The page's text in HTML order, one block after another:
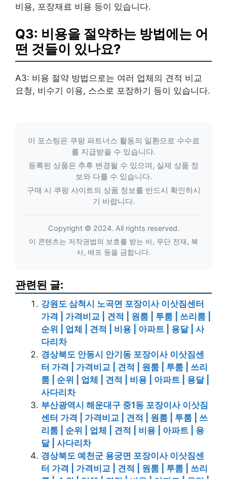
비용, 포장재료 비용 등이 있습니다.
Q3: 비용을 절약하는 방법에는 어
떤 것들이 있나요?
A3: 비용 절약 방법으로는 여러 업체의 견적 비교
요청, 비수기 이용, 스스로 포장하기 등이 있습니다.
이 포스팅은 쿠팡 파트너스 활동의 일환으로 수수료
를 지급받을 수 있습니다.
등록된 상품은 추후 변경될 수 있으며, 실제 상품 정
보와 다를 수 있습니다.
구매 시 쿠팡 사이트의 상품 정보를 반드시 확인하시
기 바랍니다.
Copyright © 2024. All rights reserved.
이 콘텐츠는 저작권법의 보호를 받는 바, 무단 전재, 복
사, 배포 등을 금합니다.
관련된 글:
강원도 삼척시 노곡면 포장이사 이삿짐센터
가격 | 가격비교 | 견적 | 원룸 | 투룸 | 쓰리룸 |
순위 | 업체 | 견적 | 비용 | 아파트 | 용달 | 사
다리차
경상북도 안동시 안기동 포장이사 이삿짐센
터 가격 | 가격비교 | 견적 | 원룸 | 투룸 | 쓰리
룸 | 순위 | 업체 | 견적 | 비용 | 아파트 | 용달 |
사다리차
부산광역시 해운대구 중1동 포장이사 이삿짐
센터 가격 | 가격비교 | 견적 | 원룸 | 투룸 | 쓰
리룸 | 순위 | 업체 | 견적 | 비용 | 아파트 | 용
달 | 사다리차
경상북도 예천군 용궁면 포장이사 이삿짐센
터 가격 | 가격비교 | 견적 | 원룸 | 투룸 | 쓰리